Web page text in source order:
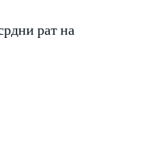
рат на